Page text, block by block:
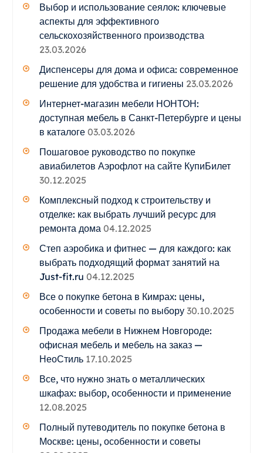
Выбор и использование сеялок: ключевые
аспекты для эффективного
сельскохозяйственного производства
23.03.2026
Диспенсеры для дома и офиса: современное
решение для удобства и гигиены 23.03.2026
Интернет-магазин мебели НОНТОН:
доступная мебель в Санкт-Петербурге и цены
в каталоге 03.03.2026
Пошаговое руководство по покупке
авиабилетов Аэрофлот на сайте КупиБилет
30.12.2025
Комплексный подход к строительству и
отделке: как выбрать лучший ресурс для
ремонта дома 04.12.2025
Степ аэробика и фитнес — для каждого: как
выбрать подходящий формат занятий на
Just-fit.ru 04.12.2025
Все о покупке бетона в Кимрах: цены,
особенности и советы по выбору 30.10.2025
Продажа мебели в Нижнем Новгороде:
офисная мебель и мебель на заказ —
НеоСтиль 17.10.2025
Все, что нужно знать о металлических
шкафах: выбор, особенности и применение
12.08.2025
Полный путеводитель по покупке бетона в
Москве: цены, особенности и советы